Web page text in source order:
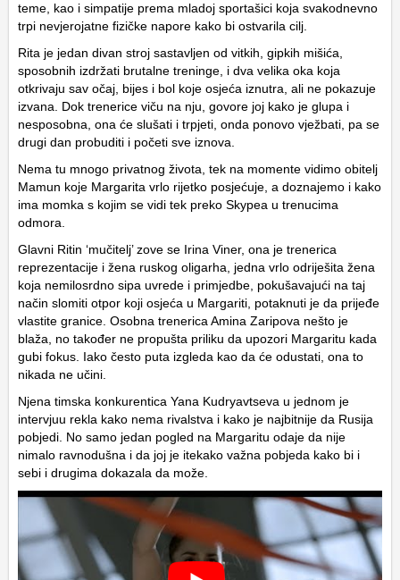
teme, kao i simpatije prema mladoj sportašici koja svakodnevno
trpi nevjerojatne fizičke napore kako bi ostvarila cilj.
Rita je jedan divan stroj sastavljen od vitkih, gipkih mišića,
sposobnih izdržati brutalne treninge, i dva velika oka koja
otkrivaju sav očaj, bijes i bol koje osjeća iznutra, ali ne pokazuje
izvana. Dok trenerice viču na nju, govore joj kako je glupa i
nesposobna, ona će slušati i trpjeti, onda ponovo vježbati, pa se
drugi dan probuditi i početi sve iznova.
Nema tu mnogo privatnog života, tek na momente vidimo obitelj
Mamun koje Margarita vrlo rijetko posjećuje, a doznajemo i kako
ima momka s kojim se vidi tek preko Skypea u trenucima
odmora.
Glavni Ritin ‘mučitelj’ zove se Irina Viner, ona je trenerica
reprezentacije i žena ruskog oligarha, jedna vrlo odriješita žena
koja nemilosrdno sipa uvrede i primjedbe, pokušavajući na taj
način slomiti otpor koji osjeća u Margariti, potaknuti je da prijeđe
vlastite granice. Osobna trenerica Amina Zaripova nešto je
blaža, no također ne propušta priliku da upozori Margaritu kada
gubi fokus. Iako često puta izgleda kao da će odustati, ona to
nikada ne učini.
Njena timska konkurentica Yana Kudryavtseva u jednom je
intervjuu rekla kako nema rivalstva i kako je najbitnije da Rusija
pobjedi. No samo jedan pogled na Margaritu odaje da nije
nimalo ravnodušna i da joj je itekako važna pobjeda kako bi i
sebi i drugima dokazala da može.